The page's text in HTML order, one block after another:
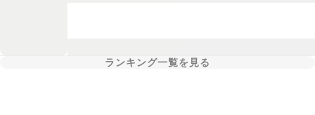
ランキング一覧を見る